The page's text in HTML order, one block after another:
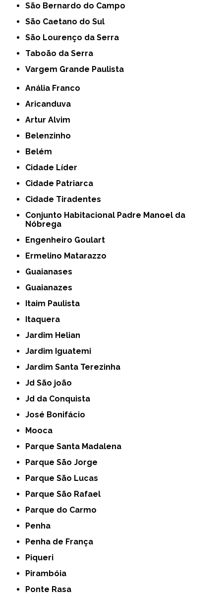
São Bernardo do Campo
São Caetano do Sul
São Lourenço da Serra
Taboão da Serra
Vargem Grande Paulista
Anália Franco
Aricanduva
Artur Alvim
Belenzinho
Belém
Cidade Líder
Cidade Patriarca
Cidade Tiradentes
Conjunto Habitacional Padre Manoel da
Nóbrega
Engenheiro Goulart
Ermelino Matarazzo
Guaianases
Guaianazes
Itaim Paulista
Itaquera
Jardim Helian
Jardim Iguatemi
Jardim Santa Terezinha
Jd São joão
Jd da Conquista
José Bonifácio
Mooca
Parque Santa Madalena
Parque São Jorge
Parque São Lucas
Parque São Rafael
Parque do Carmo
Penha
Penha de França
Piqueri
Pirambóia
Ponte Rasa